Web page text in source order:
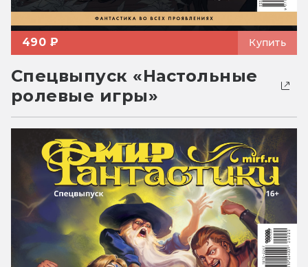
490 ₽ Купить
Спецвыпуск «Настольные
ролевые игры»